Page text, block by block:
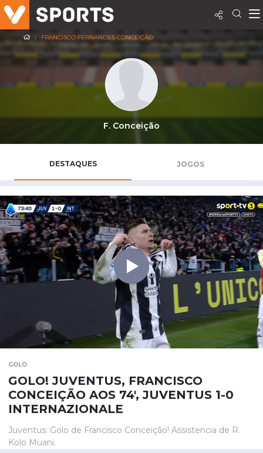
FRANCISCO FERNANDES CONCEIÇÃO
F. Conceição
DESTAQUES JOGOS
GOLO
GOLO! JUVENTUS, FRANCISCO
CONCEIÇÃO AOS 74', JUVENTUS 1-0
INTERNAZIONALE
Juventus: Golo de Francisco Conceição! Assistencia de R.
Kolo Muani.